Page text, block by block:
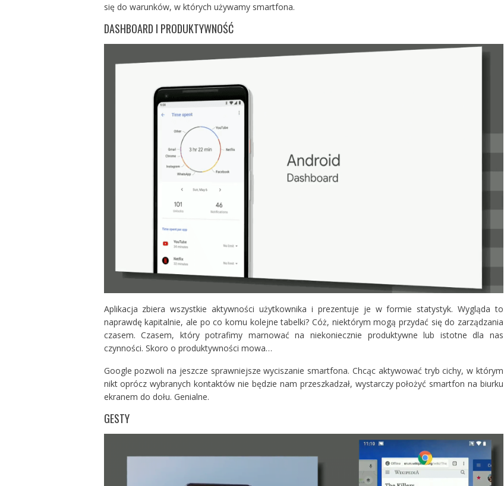
się do warunków, w których używamy smartfona.
DASHBOARD I PRODUKTYWNOŚĆ
Aplikacja zbiera wszystkie aktywności użytkownika i prezentuje je w formie statystyk. Wygląda to
naprawdę kapitalnie, ale po co komu kolejne tabelki? Cóż, niektórym mogą przydać się do zarządzania
czasem. Czasem, który potrafimy marnować na niekoniecznie produktywne lub istotne dla nas
czynności. Skoro o produktywności mowa…
Google pozwoli na jeszcze sprawniejsze wyciszanie smartfona. Chcąc aktywować tryb cichy, w którym
nikt oprócz wybranych kontaktów nie będzie nam przeszkadzał, wystarczy położyć smartfon na biurku
ekranem do dołu. Genialne.
GESTY